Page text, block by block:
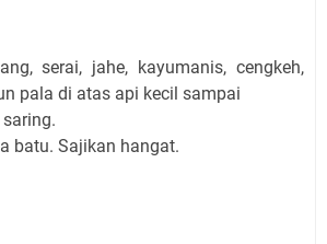
serai, jahe, kayumanis, cengkeh,
pala di atas api kecil sampai
batu. Sajikan hangat.